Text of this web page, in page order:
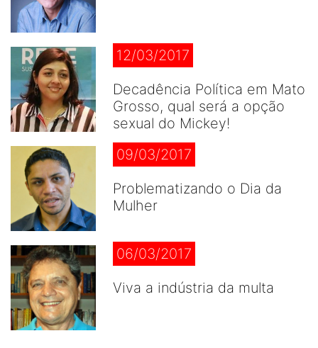
12/03/2017
Decadência Política em Mato
Grosso, qual será a opção
sexual do Mickey!
09/03/2017
Problematizando o Dia da
Mulher
06/03/2017
Viva a indústria da multa